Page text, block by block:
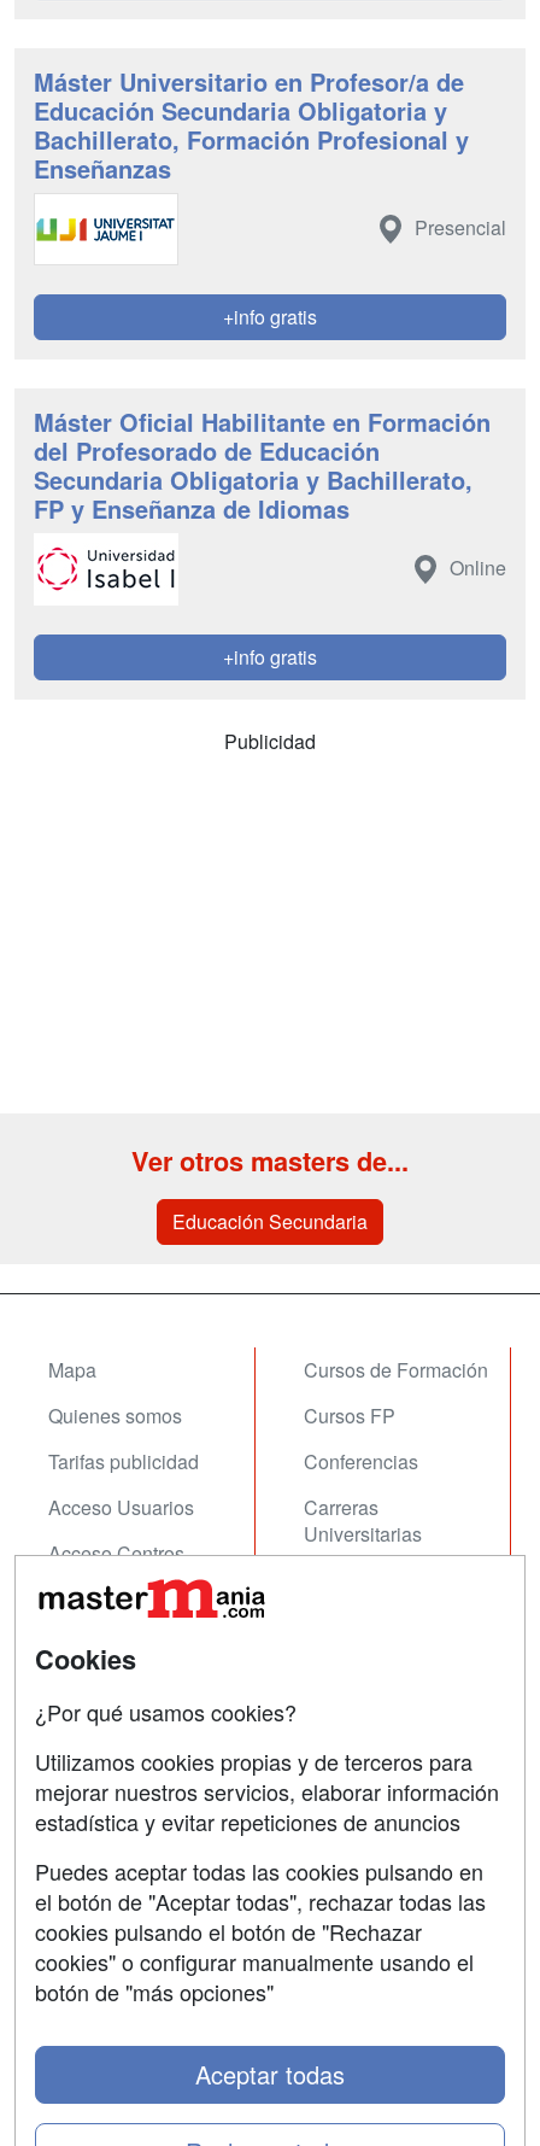
Máster Universitario en Profesor/a de
Educación Secundaria Obligatoria y
Bachillerato, Formación Profesional y
Enseñanzas
Presencial
+info gratis
Máster Oficial Habilitante en Formación
del Profesorado de Educación
Secundaria Obligatoria y Bachillerato,
FP y Enseñanza de Idiomas
Online
+info gratis
Publicidad
Ver otros masters de...
Educación Secundaria
Mapa
Quienes somos
Tarifas publicidad
Acceso Usuarios
Acceso Centros
Cursos de Formación
Cursos FP
Conferencias
Carreras
Universitarias
Contactar
Copyleft
Grupo formazion:
Cookies
¿Por qué usamos cookies?
Utilizamos cookies propias y de terceros para
mejorar nuestros servicios, elaborar información
estadística y evitar repeticiones de anuncios
Puedes aceptar todas las cookies pulsando en
el botón de "Aceptar todas", rechazar todas las
cookies pulsando el botón de "Rechazar
cookies" o configurar manualmente usando el
botón de "más opciones"
Aceptar todas